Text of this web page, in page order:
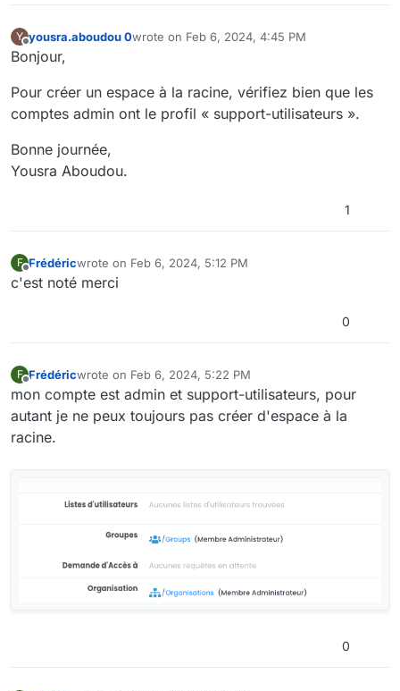
Y
Offline
yousra.aboudou 0wrote on Feb 6, 2024, 4:45 PM
last edited by yousra.aboudou 0
Bonjour,
Pour créer un espace à la racine, vérifiez bien que les
comptes admin ont le profil « support-utilisateurs ».
Bonne journée,
Yousra Aboudou.
1
F
Offline
Frédéricwrote on Feb 6, 2024, 5:12 PM
last edited by
c'est noté merci
0
F Frédéricwrote on Feb 6, 2024, 5:22 PM
last edited by
mon compte est admin et support-utilisateurs, pour
autant je ne peux toujours pas créer d'espace à la
racine.
0